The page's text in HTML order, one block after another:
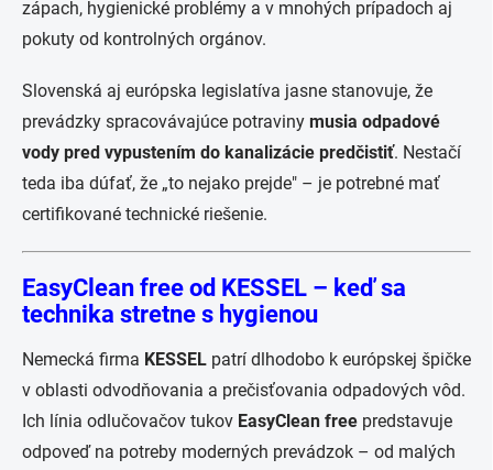
zápach, hygienické problémy a v mnohých prípadoch aj
pokuty od kontrolných orgánov.
Slovenská aj európska legislatíva jasne stanovuje, že
prevádzky spracovávajúce potraviny musia odpadové
vody pred vypustením do kanalizácie predčistiť. Nestačí
teda iba dúfať, že „to nejako prejde" – je potrebné mať
certifikované technické riešenie.
EasyClean free od KESSEL – keď sa
technika stretne s hygienou
Nemecká firma KESSEL patrí dlhodobo k európskej špičke
v oblasti odvodňovania a prečisťovania odpadových vôd.
Ich línia odlučovačov tukov EasyClean free predstavuje
odpoveď na potreby moderných prevádzok – od malých